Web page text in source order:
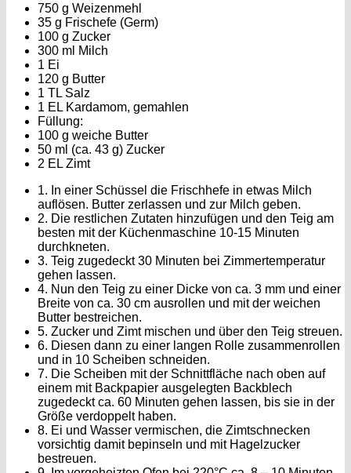
750 g Weizenmehl
35 g Frischefe (Germ)
100 g Zucker
300 ml Milch
1 Ei
120 g Butter
1 TL Salz
1 EL Kardamom, gemahlen
Füllung:
100 g weiche Butter
50 ml (ca. 43 g) Zucker
2 EL Zimt
1. In einer Schüssel die Frischhefe in etwas Milch
auflösen. Butter zerlassen und zur Milch geben.
2. Die restlichen Zutaten hinzufügen und den Teig am
besten mit der Küchenmaschine 10-15 Minuten
durchkneten.
3. Teig zugedeckt 30 Minuten bei Zimmertemperatur
gehen lassen.
4. Nun den Teig zu einer Dicke von ca. 3 mm und einer
Breite von ca. 30 cm ausrollen und mit der weichen
Butter bestreichen.
5. Zucker und Zimt mischen und über den Teig streuen.
6. Diesen dann zu einer langen Rolle zusammenrollen
und in 10 Scheiben schneiden.
7. Die Scheiben mit der Schnittfläche nach oben auf
einem mit Backpapier ausgelegten Backblech
zugedeckt ca. 60 Minuten gehen lassen, bis sie in der
Größe verdoppelt haben.
8. Ei und Wasser vermischen, die Zimtschnecken
vorsichtig damit bepinseln und mit Hagelzucker
bestreuen.